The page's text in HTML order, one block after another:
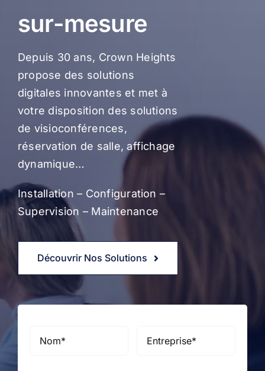
sur-mesure
Depuis 30 ans, Crown Heights
propose des solutions
digitales innovantes et met à
votre disposition des solutions
de visioconférences,
réservation de salle, affichage
dynamique…
Installation – Configuration –
Supervision – Maintenance
Découvrir Nos Solutions